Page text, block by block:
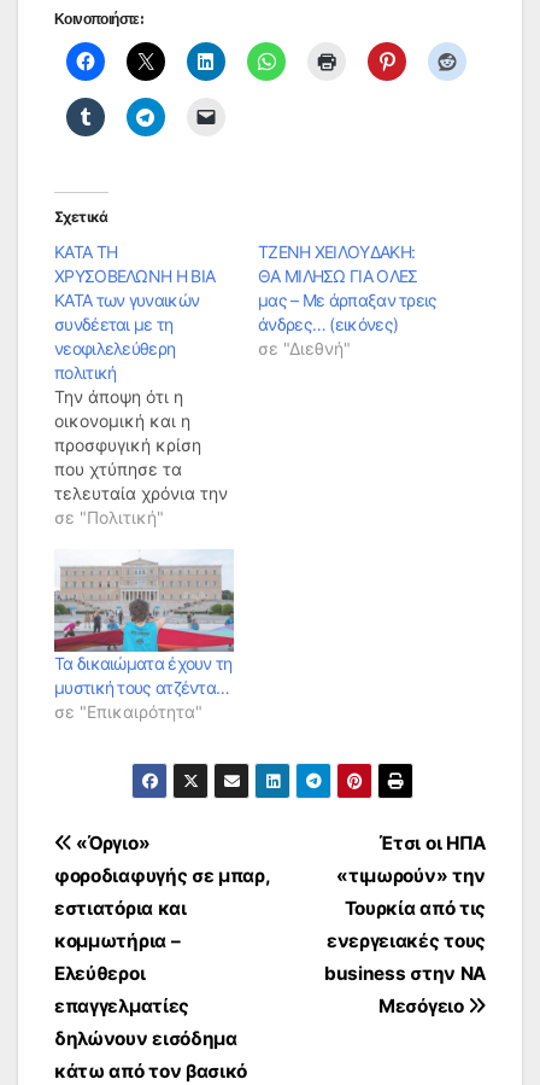
Κοινοποιήστε:
Σχετικά
ΚΑΤΑ ΤΗ
ΧΡΥΣΟΒΕΛΩΝΗ Η ΒΙΑ
ΚΑΤΑ των γυναικών
συνδέεται με τη
νεοφιλελεύθερη
πολιτική
Την άποψη ότι η
οικονομική και η
προσφυγική κρίση
που χτύπησε τα
τελευταία χρόνια την
Ελλάδα δημιούργησε
αφορά την έμφυλη
βία, εξέφρασε η
υφυπουργός
Εσωτερικών Μαρίνα
Χρυσοβελώνη, η
οποία συμμετείχε την
Τετάρτη σε υψηλού
στις Βρυξέλλες για τη
βία κατά των
παρέμβασή της, η…
σε "Πολιτική"
ΤΖΕΝΗ ΧΕΙΛΟΥΔΑΚΗ:
ΘΑ ΜΙΛΗΣΩ ΓΙΑ ΟΛΕΣ
μας – Με άρπαξαν τρεις
άνδρες… (εικόνες)
σε "Διεθνή"
Τα δικαιώματα έχουν τη
μυστική τους ατζέντα…
σε "Επικαιρότητα"
Πλοήγηση
άρθρων
Έτσι οι ΗΠΑ
«τιμωρούν» την
Τουρκία από τις
ενεργειακές τους
business στην ΝΑ
Μεσόγειο
«Όργιο»
φοροδιαφυγής σε μπαρ,
εστιατόρια και
κομμωτήρια –
Ελεύθεροι
επαγγελματίες
δηλώνουν εισόδημα
κάτω από τον βασικό